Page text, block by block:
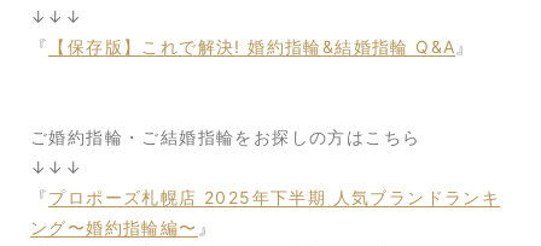
↓↓↓
『
【保存版】これで解決! 婚約指輪&結婚指輪 Q&A 』
ご婚約指輪・ご結婚指輪をお探しの方はこちら
↓↓↓
『プロポーズ札幌店 2025年下半期 人気ブランドランキ
ング〜婚約指輪編〜 』